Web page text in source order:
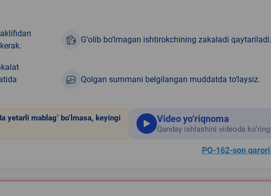
G‘olib bo‘lmagan ishtirokchining zakaladi qaytariladi.
Qolgan summani belgilangan muddatda to‘laysiz.
yetarli mablag‘ bo‘lmasa, keyingi
Video yo‘riqnoma
Qanday ishlashini videoda ko‘ring
PQ-162-son qarori